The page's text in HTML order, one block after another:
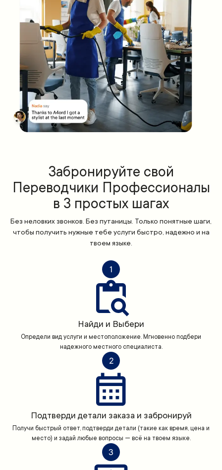
Забронируйте свой
Переводчики Профессионалы
в 3 простых шагах
Без неловких звонков. Без путаницы. Только понятные шаги,
чтобы получить нужные тебе услуги быстро, надежно и на
твоем языке.
1
Найди и Выбери
Определи вид услуги и местоположение. Мгновенно подбери
надежного местного специалиста.
2
Подтверди детали заказа и забронируй
Получи быстрый ответ, подтверди детали (такие как время, цена и
место) и задай любые вопросы — всё на твоем языке.
3